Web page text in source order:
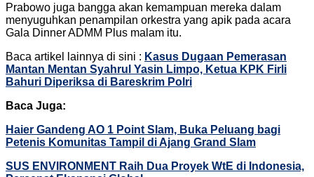
Prabowo juga bangga akan kemampuan mereka dalam
menyuguhkan penampilan orkestra yang apik pada acara
Gala Dinner ADMM Plus malam itu.
Baca artikel lainnya di sini : Kasus Dugaan Pemerasan
Mantan Mentan Syahrul Yasin Limpo, Ketua KPK Firli
Bahuri Diperiksa di Bareskrim Polri
Baca Juga:
Haier Gandeng AO 1 Point Slam, Buka Peluang bagi
Petenis Komunitas Tampil di Ajang Grand Slam
SUS ENVIRONMENT Raih Dua Proyek WtE di Indonesia,